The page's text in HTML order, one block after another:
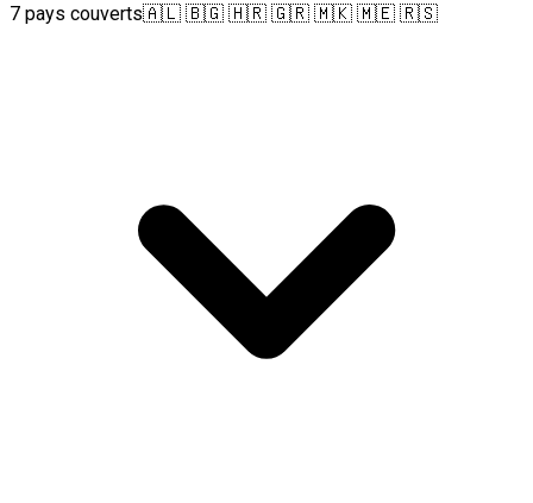
7 pays couverts🇦🇱 🇧🇬 🇭🇷 🇬🇷 🇲🇰 🇲🇪 🇷🇸